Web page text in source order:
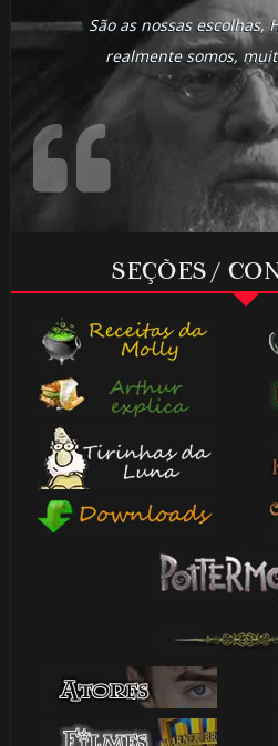
São as nossas escolhas,
realmente somos,
SEÇÕES /